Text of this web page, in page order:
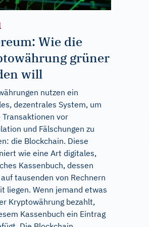
Wie die
grüner
will
nutzen ein
dezentrales System, um
vor
und Fälschungen zu
die Blockchain. Diese
wie eine Art digitales,
Kassenbuch, dessen
tausenden von Rechnern
liegen. Wenn jemand etwas
Kryptowährung bezahlt,
Kassenbuch ein Eintrag